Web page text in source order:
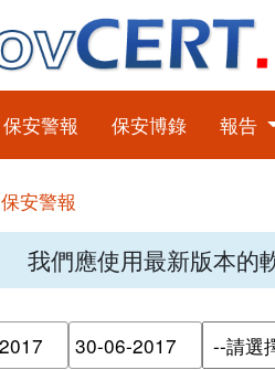
保安警報 保安博錄 報告
保安警報
我們應使用最新版本的
請輸入搜尋日期範圍的
請輸